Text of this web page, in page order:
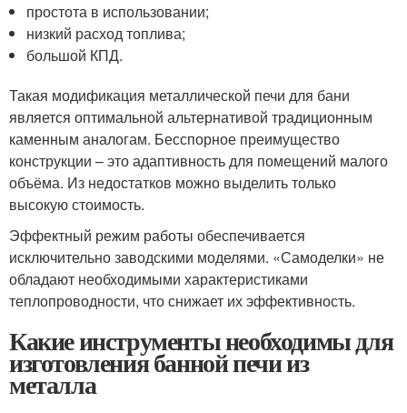
простота в использовании;
низкий расход топлива;
большой КПД.
Такая модификация металлической печи для бани
является оптимальной альтернативой традиционным
каменным аналогам. Бесспорное преимущество
конструкции – это адаптивность для помещений малого
объёма. Из недостатков можно выделить только
высокую стоимость.
Эффектный режим работы обеспечивается
исключительно заводскими моделями. «Самоделки» не
обладают необходимыми характеристиками
теплопроводности, что снижает их эффективность.
Какие инструменты необходимы для
изготовления банной печи из
металла